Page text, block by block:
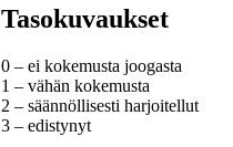
Tasokuvaukset
0 – ei kokemusta joogasta
1 – vähän kokemusta
2 – säännöllisesti harjoitellut
3 – edistynyt